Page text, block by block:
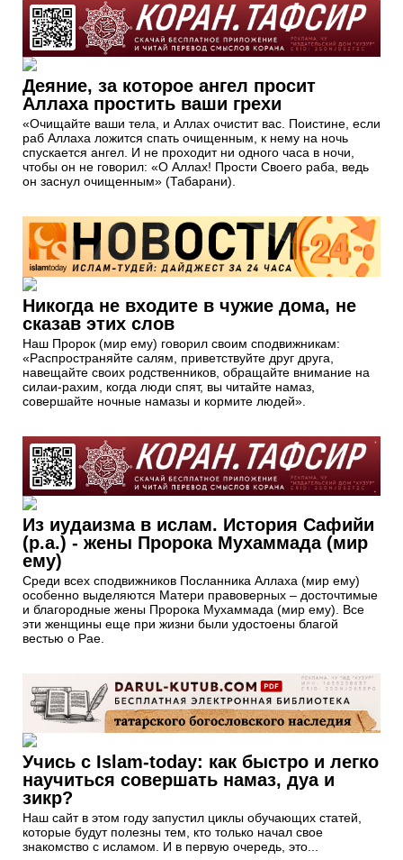
Деяние, за которое ангел просит
Аллаха простить ваши грехи
«Очищайте ваши тела, и Аллах очистит вас. Поистине, если
раб Аллаха ложится спать очищенным, к нему на ночь
спускается ангел. И не проходит ни одного часа в ночи,
чтобы он не говорил: «О Аллах! Прости Своего раба, ведь
он заснул очищенным» (Табарани).
Никогда не входите в чужие дома, не
сказав этих слов
Наш Пророк (мир ему) говорил своим сподвижникам:
«Распространяйте салям, приветствуйте друг друга,
навещайте своих родственников, обращайте внимание на
силаи-рахим, когда люди спят, вы читайте намаз,
совершайте ночные намазы и кормите людей».
Из иудаизма в ислам. История Сафийи
(р.а.) - жены Пророка Мухаммада (мир
ему)
Среди всех сподвижников Посланника Аллаха (мир ему)
особенно выделяются Матери правоверных – досточтимые
и благородные жены Пророка Мухаммада (мир ему). Все
эти женщины еще при жизни были удостоены благой
вестью о Рае.
Учись с Islam-today: как быстро и легко
научиться совершать намаз, дуа и
зикр?
Наш сайт в этом году запустил циклы обучающих статей,
которые будут полезны тем, кто только начал свое
знакомство с исламом. И в первую очередь, это...